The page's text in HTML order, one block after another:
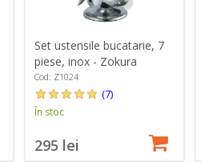
Set ustensile bucatarie, 7
piese, inox - Zokura
Cod: Z1024
(7)
În stoc
295 lei